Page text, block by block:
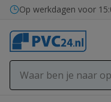
Ga naar de inhoud
Op werkdagen voor